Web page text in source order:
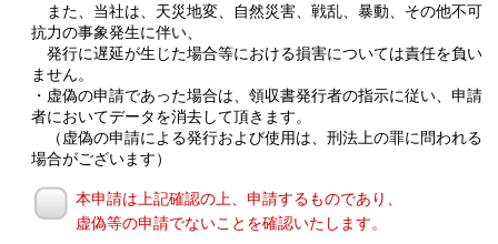
また、当社は、天災地変、自然災害、戦乱、暴動、その他不可
抗力の事象発生に伴い、
発行に遅延が生じた場合等における損害については責任を負い
ません。
・虚偽の申請であった場合は、領収書発行者の指示に従い、申請
者においてデータを消去して頂きます。
（虚偽の申請による発行および使用は、刑法上の罪に問われる
場合がございます）
本申請は上記確認の上、申請するものであり、
虚偽等の申請でないことを確認いたします。